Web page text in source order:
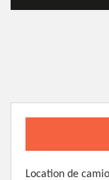
Location de